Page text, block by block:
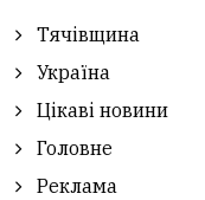
Тячівщина
Україна
Цікаві новини
Головне
Реклама